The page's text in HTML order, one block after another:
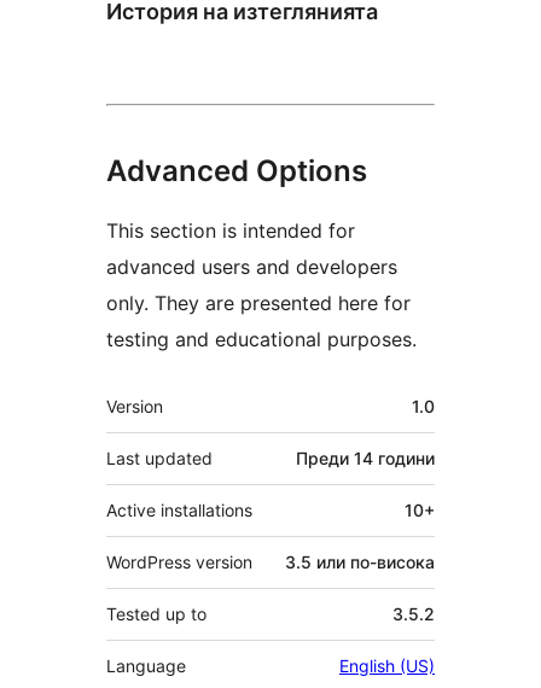
История на изтеглянията
Advanced Options
This section is intended for
advanced users and developers
only. They are presented here for
testing and educational purposes.
Мета
Version 1.0
Last updated Преди 14 години
Active installations 10+
WordPress version 3.5 или по-висока
Tested up to 3.5.2
Language English (US)